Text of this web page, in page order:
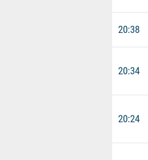
20:38
20:34
20:24